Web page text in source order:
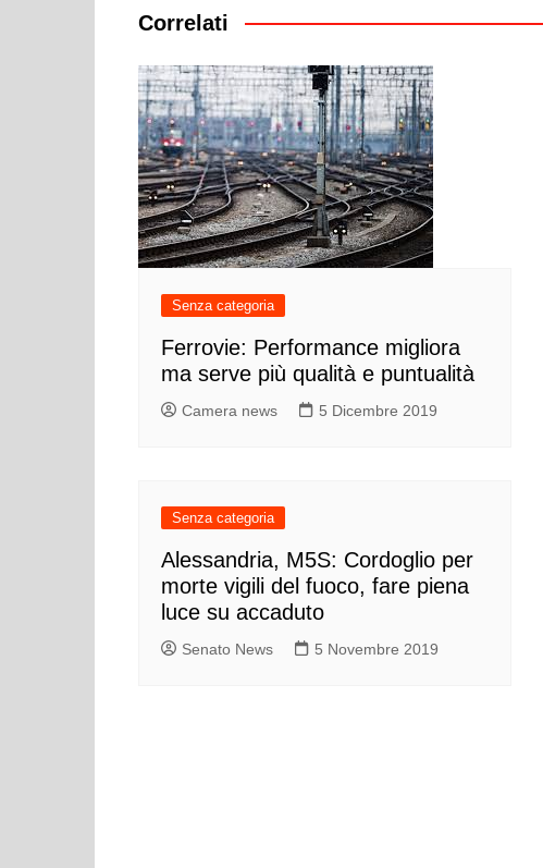
Correlati
Senza categoria
Ferrovie: Performance migliora
ma serve più qualità e puntualità
Camera news 5 Dicembre 2019
Senza categoria
Alessandria, M5S: Cordoglio per
morte vigili del fuoco, fare piena
luce su accaduto
Senato News 5 Novembre 2019